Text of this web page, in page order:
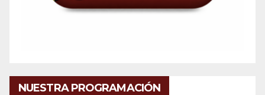
NUESTRA PROGRAMACIÓN